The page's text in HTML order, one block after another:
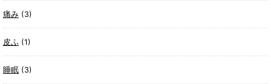
痛み (3)
皮ふ (1)
睡眠 (3)